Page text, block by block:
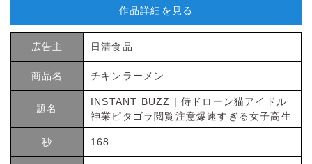
作品詳細を見る
広告主 日清食品
商品名 チキンラーメン
題名
INSTANT BUZZ | 侍ドローン猫アイドル
神業ピタゴラ閲覧注意爆速すぎる女子高生
秒 168